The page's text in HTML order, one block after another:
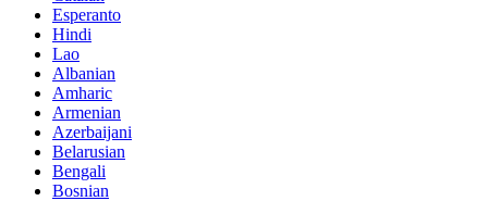
Esperanto
Hindi
Lao
Albanian
Amharic
Armenian
Azerbaijani
Belarusian
Bengali
Bosnian